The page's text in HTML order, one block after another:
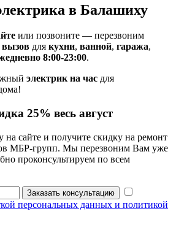
в Балашиху
или позвоните — перезвоним
для кухни, ванной, гаража,
8:00-23:00.
электрик на час для
25% весь август
на сайте и получите скидку на ремонт
МБР-групп. Мы перезвоним Вам уже
проконсультируем по всем
Заказать консультацию
персональных данных и политикой